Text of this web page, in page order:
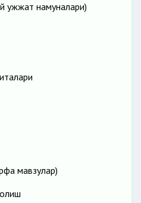
ҳужжат намуналари)
мавзулар)